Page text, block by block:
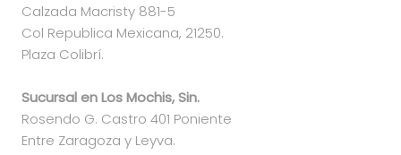
Calzada Macristy 881-5
Col Republica Mexicana, 21250.
Plaza Colibrí.
Sucursal en Los Mochis, Sin.
Rosendo G. Castro 401 Poniente
Entre Zaragoza y Leyva.